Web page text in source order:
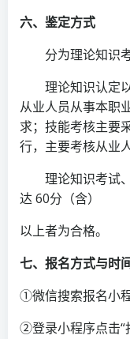
六、鉴定方式
分为理论知识考
理论知识认定以
从业人员从事本职
求；技能考核主要
行，主要考核从业
理论知识考试、
达 60分（含）
以上者为合格。
七、报名方式与时
①微信搜索报名小
②登录小程序点击“